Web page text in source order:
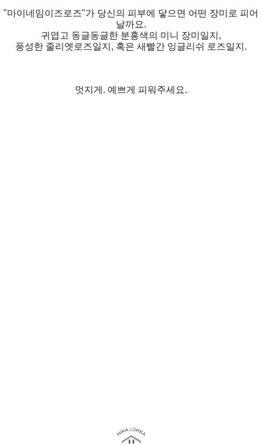
"마이네임이즈로즈"가 당신의 피부에 닿으면 어떤 장미로 피어
날까요.
귀엽고 동글동글한 분홍색의 미니 장미일지,
풍성한 줄리엣로즈일지, 혹은 새빨간 잉글리쉬 로즈일지.
멋지게. 예쁘게 피워주세요.